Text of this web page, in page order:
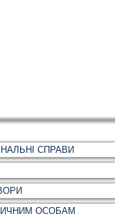
СПРАВИ
ОСОБАМ